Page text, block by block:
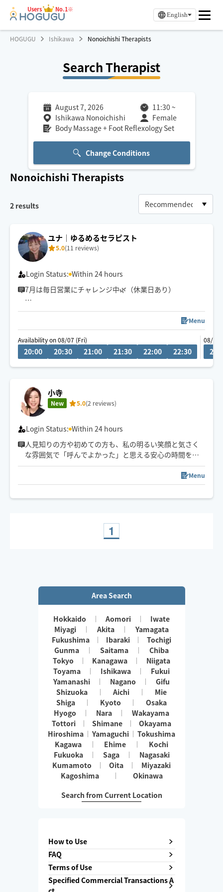
Users No.1※
English
HOGUGU Ishikawa Nonoichishi Therapists
Search Therapist
August 7, 2026 11:30 ~
Ishikawa Nonoichishi
Female
Body Massage + Foot Reflexology Set
Change Conditions
Nonoichishi Therapists
2 results
ユナ│ゆるめるセラピスト
5.0(11 reviews)
Login Status: Within 24 hours
7月は毎日営業にチャレンジ中🌿（休業日あり）
お一人おひとりと丁寧に向き合い、心と身体を整えてお
伺いするため、ご予約は当日16時締め切りのとさせてい
ただいています。🤗
車でお伺いしますので、駐車場の有無などをお知らせい
ただけると助かります🚗
ご要望やご質問があれば、チャットからお気軽にメッセ
ージください😊
Menu
Availability on 08/07 (Fri)
20:00 20:30 21:00 21:30 22:00 22:30
08/08
小寺
New 5.0(2 reviews)
Login Status: Within 24 hours
人見知りの方や初めての方も、私の明るい笑顔と気さく
な雰囲気で「呼んでよかった」と思える安心の時間をお
届けできるように心がけてます。
夜枠は土曜日のみです。
毎週施術できるわけではないので、枠がオープンになっ
Menu
1
Area Search
Hokkaido Aomori
Iwate
Miyagi
Akita
Yamagata
Fukushima
Ibaraki
Tochigi
Gunma
Saitama
Chiba
Tokyo
Kanagawa
Niigata
Toyama
Ishikawa
Fukui
Yamanashi
Nagano
Gifu
Shizuoka
Aichi
Mie
Shiga
Kyoto
Osaka
Hyogo
Nara
Wakayama
Tottori
Shimane
Okayama
Hiroshima
Yamaguchi
Tokushima
Kagawa
Ehime
Kochi
Fukuoka
Saga
Nagasaki
Kumamoto
Oita
Miyazaki
Kagoshima
Okinawa
Search from Current Location
How to Use
FAQ
Terms of Use
Specified Commercial Transactions A